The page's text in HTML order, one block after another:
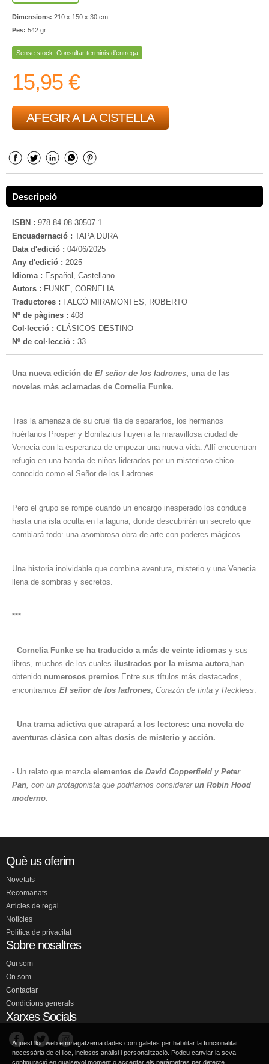
Dimensions: 210 x 150 x 30 cm
Pes: 542 gr
Sense stock. Consultar terminis d'entrega
15,95 €
AFEGIR A LA CISTELLA
Descripció
ISBN : 978-84-08-30507-1
Encuadernació : TAPA DURA
Data d'edició : 04/06/2025
Any d'edició : 2025
Idioma : Español, Castellano
Autors : FUNKE, CORNELIA
Traductores : FALCÓ MIRAMONTES, ROBERTO
Nº de pàgines : 408
Col·lecció : CLÁSICOS DESTINO
Nº de col·lecció : 33
Una nueva edición de El señor de los ladrones, una de las
novelas más aclamadas de Cornelia Funke.
Tras la amenaza de su cruel tía de separarlos, los hermanos
huérfanos Prosper y Bonifazius huyen a la maravillosa ciudad de
Venecia con la esperanza de empezar una nueva vida. Allí encuentran
refugio en una banda de niños liderados por un misterioso chico
conocido como el Señor de los Ladrones.
Pero el grupo se rompe cuando un encargo inesperado los conduce
hasta una isla oculta en la laguna, donde descubrirán un secreto que
cambiará todo: una asombrosa obra de arte con poderes mágicos...
Una historia inolvidable que combina aventura, misterio y una Venecia
llena de sombras y secretos.
***
- Cornelia Funke se ha traducido a más de veinte idiomas y sus
libros, muchos de los cuales ilustrados por la misma autora ,han
obtenido numerosos premios .Entre sus títulos más destacados,
encontramos El señor de los ladrones Corazón de tinta y Reckless
- Una trama adictiva que atrapará a los lectores: una novela de
aventuras clásica con altas dosis de misterio y acción.
- Un relato que mezcla elementos de David Copperfield y Peter
Pan , con un protagonista que podríamos considerar un Robin Hood
moderno
Què us oferim
Novetats
Recomanats
Articles de regal
Noticies
Política de privacitat
Sobre nosaltres
Qui som
On som
Contactar
Condicions generals
Xarxes Socials
Aquest lloc web emmagatzema dades com galetes per habilitar la funcionalitat
necessària de el lloc, inclosos anàlisi i personalització. Podeu canviar la seva
configuració en qualsevol moment o acceptar els paràmetres per defecte.